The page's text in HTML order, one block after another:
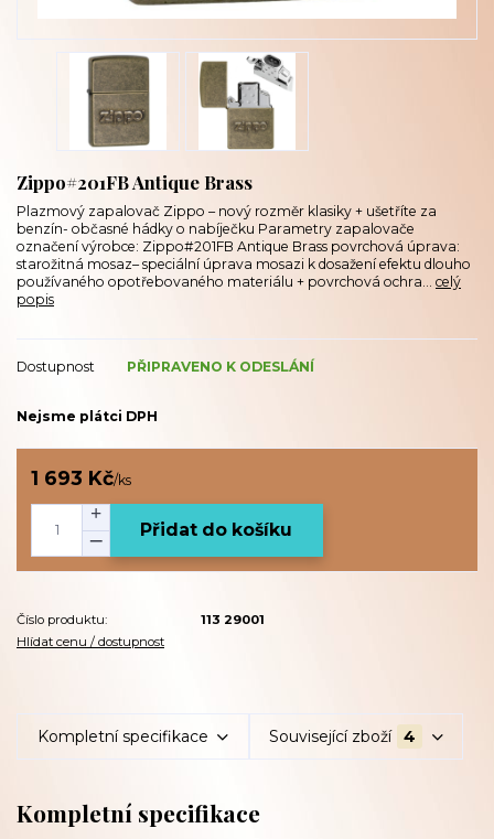
Zippo#201FB Antique Brass
Plazmový zapalovač Zippo – nový rozměr klasiky + ušetříte za
benzín- občasné hádky o nabíječku Parametry zapalovače
označení výrobce: Zippo#201FB Antique Brass povrchová úprava:
starožitná mosaz– speciální úprava mosazi k dosažení efektu dlouho
používaného opotřebovaného materiálu + povrchová ochra... celý
popis
Dostupnost PŘIPRAVENO K ODESLÁNÍ
Nejsme plátci DPH
1 693 Kč/ks
Přidat do košíku
Číslo produktu:
113 29001
Hlídat cenu / dostupnost
Kompletní specifikace Související zboží 4
Kompletní specifikace